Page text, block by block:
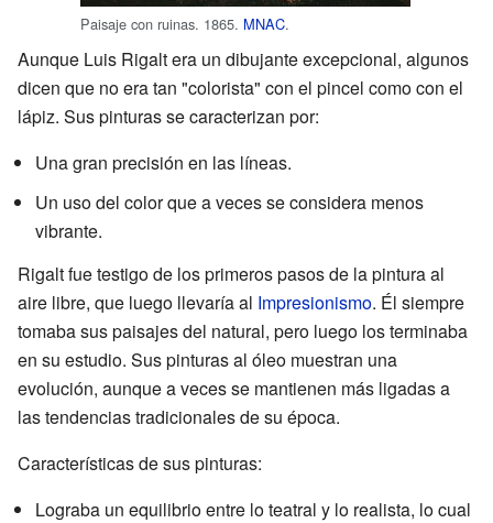
Paisaje con ruinas. 1865. MNAC.
Aunque Luis Rigalt era un dibujante excepcional, algunos
dicen que no era tan "colorista" con el pincel como con el
lápiz. Sus pinturas se caracterizan por:
Una gran precisión en las líneas.
Un uso del color que a veces se considera menos
vibrante.
Rigalt fue testigo de los primeros pasos de la pintura al
aire libre, que luego llevaría al Impresionismo. Él siempre
tomaba sus paisajes del natural, pero luego los terminaba
en su estudio. Sus pinturas al óleo muestran una
evolución, aunque a veces se mantienen más ligadas a
las tendencias tradicionales de su época.
Características de sus pinturas:
Lograba un equilibrio entre lo teatral y lo realista, lo cual